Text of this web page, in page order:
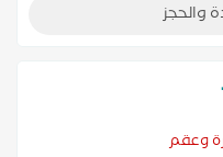
البلوغ علاج سرعة وتأخر
اختبار القدرة الجنسية
والجنسية
والحجز
وعقم